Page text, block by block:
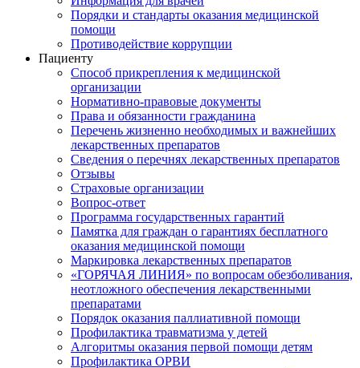
Порядки и стандарты оказания медицинской
помощи
Противодействие коррупции
Пациенту
Способ прикрепления к медицинской
организации
Нормативно-правовые документы
Права и обязанности гражданина
Перечень жизненно необходимых и важнейших
лекарственных препаратов
Сведения о перечнях лекарственных препаратов
Отзывы
Страховые организации
Вопрос-ответ
Программа государственных гарантий
Памятка для граждан о гарантиях бесплатного
оказания медицинской помощи
Маркировка лекарственных препаратов
«ГОРЯЧАЯ ЛИНИЯ» по вопросам обезболивания,
неотложного обеспечения лекарственными
препаратами
Порядок оказания паллиативной помощи
Профилактика травматизма у детей
Алгоритмы оказания первой помощи детям
Профилактика ОРВИ